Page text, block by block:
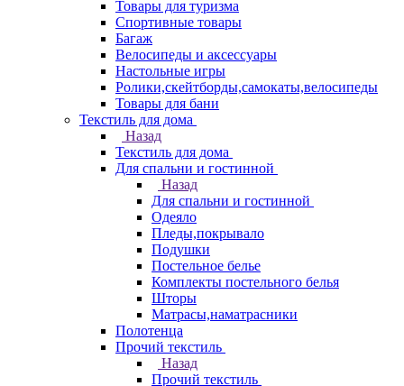
Товары для туризма
Спортивные товары
Багаж
Велосипеды и аксессуары
Настольные игры
Ролики,скейтборды,самокаты,велосипеды
Товары для бани
Текстиль для дома
Назад
Текстиль для дома
Для спальни и гостинной
Назад
Для спальни и гостинной
Одеяло
Пледы,покрывало
Подушки
Постельное белье
Комплекты постельного белья
Шторы
Матрасы,наматрасники
Полотенца
Прочий текстиль
Назад
Прочий текстиль